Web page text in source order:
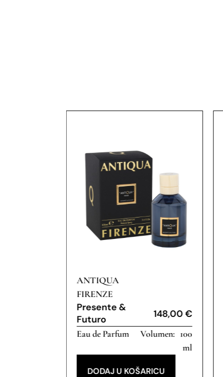
ANTIQUA
FIRENZE
Presente &
Futuro
148,00 €
Eau de Parfum
100
ml
DODAJ U KOŠARICU